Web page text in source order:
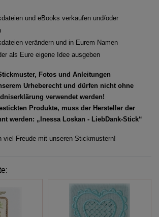
und eBooks verkaufen und/oder
verändern und in Eurem Namen
als Eure eigene Idee ausgeben
Fotos und Anleitungen
Urheberecht und dürfen nicht ohne
verwendet werden!
Produkte, muss der Hersteller der
werden: „Inessa Loskan - LiebDank-Stick“
viel Freude mit unseren Stickmustern!